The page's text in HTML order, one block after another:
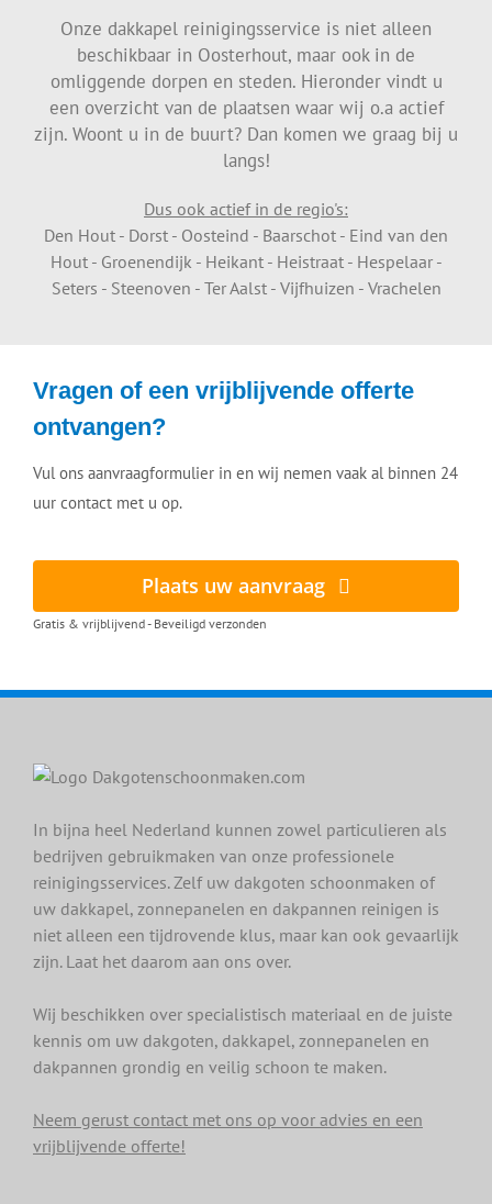
Onze dakkapel reinigingsservice is niet alleen
beschikbaar in Oosterhout, maar ook in de
omliggende dorpen en steden. Hieronder vindt u
een overzicht van de plaatsen waar wij o.a actief
zijn. Woont u in de buurt? Dan komen we graag bij u
langs!
Dus ook actief in de regio's:
Den Hout - Dorst - Oosteind - Baarschot - Eind van den
Hout - Groenendijk - Heikant - Heistraat - Hespelaar -
Seters - Steenoven - Ter Aalst - Vijfhuizen - Vrachelen
Vragen of een vrijblijvende offerte
ontvangen?
Vul ons aanvraagformulier in en wij nemen vaak al binnen 24
uur contact met u op.
Plaats uw aanvraag
Gratis & vrijblijvend - Beveiligd verzonden
In bijna heel Nederland kunnen zowel particulieren als
bedrijven gebruikmaken van onze professionele
reinigingsservices. Zelf uw dakgoten schoonmaken of
uw dakkapel, zonnepanelen en dakpannen reinigen is
niet alleen een tijdrovende klus, maar kan ook gevaarlijk
zijn. Laat het daarom aan ons over.
Wij beschikken over specialistisch materiaal en de juiste
kennis om uw dakgoten, dakkapel, zonnepanelen en
dakpannen grondig en veilig schoon te maken.
Neem gerust contact met ons op voor advies en een
vrijblijvende offerte!